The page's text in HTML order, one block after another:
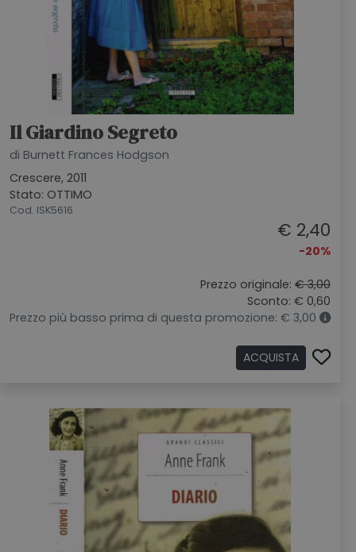
Il Giardino Segreto
di Burnett Frances Hodgson
Crescere, 2011
Stato: OTTIMO
Cod. ISK5616
€ 2,40
-20%
Prezzo originale: € 3,00
Sconto: € 0,60
Prezzo più basso prima di questa promozione: € 3,00
ACQUISTA